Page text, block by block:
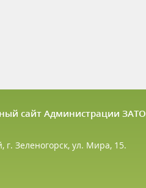
сайт Администрации ЗАТО
г. Зеленогорск, ул. Мира, 15.